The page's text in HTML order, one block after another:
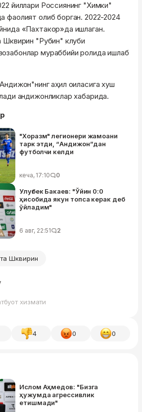
йиллари Россиянинг "Химки"
фаолият олиб борган. 2022-2024
«Пахтакор»да ишлаган.
Шквирин "Рубин" клуби
мураббийи ролида ишлаб
аҳил оиласига хуш
андижонликлар хабарида.
"Хоразм" легионери жамоани
тарк этди, “Андижон”дан
футболчи келди
кеча, 17:10 0
Улуғбек Бакаев: "Ўйин 0:0
ҳисобида якун топса керак деб
ўйладим"
6 авг, 22:51 2
Шквирин
хизмати
4 0 0
Ислом Аҳмедов: "Бизга
ҳужумда агрессивлик
етишмади"